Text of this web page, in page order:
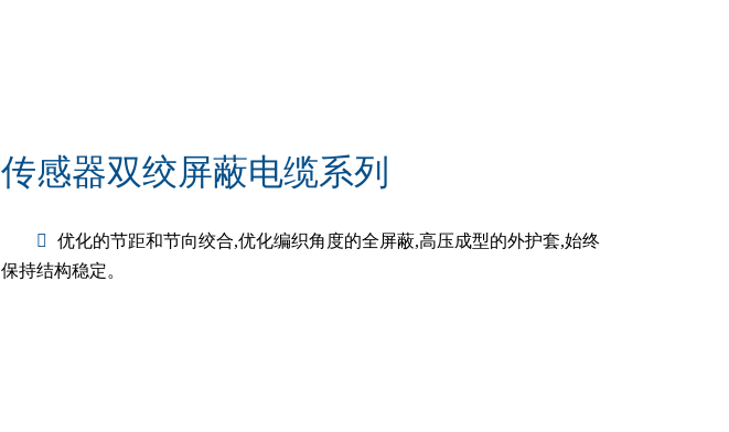
传感器双绞屏蔽电缆系列
优化的节距和节向绞合,优化编织角度的全屏蔽,高压成型的外护套,始终
保持结构稳定。